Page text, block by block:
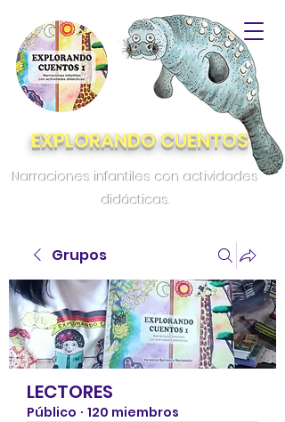
EXPLORANDO CUENTOS
Narraciones infantiles con actividades
didácticas.
Grupos
LECTORES
Público · 120 miembros